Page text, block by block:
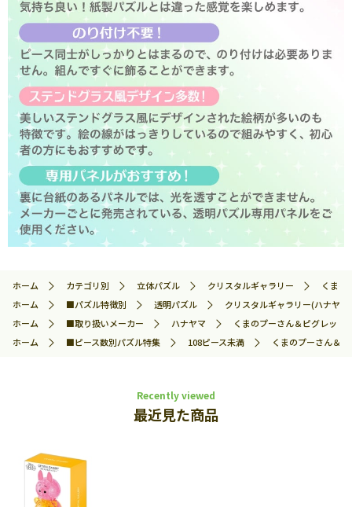
ホーム カテゴリ別 立体パズル クリスタルギャラリー
くま
ホーム
■パズル特徴別 透明パズル
クリスタルギャラリー(ハナヤマ)
ホーム
■取り扱いメーカー ハナヤマ
くまのプーさん＆ピグレッ
ホーム
■ピース数別パズル特集 108ピース未満 くまのプーさん＆
Recently viewed
最近見た商品